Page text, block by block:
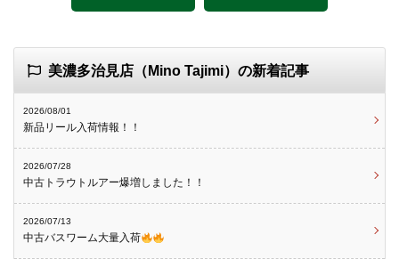
美濃多治見店（Mino Tajimi）の新着記事
2026/08/01
新品リール入荷情報！！
2026/07/28
中古トラウトルアー爆増しました！！
2026/07/13
中古バスワーム大量入荷